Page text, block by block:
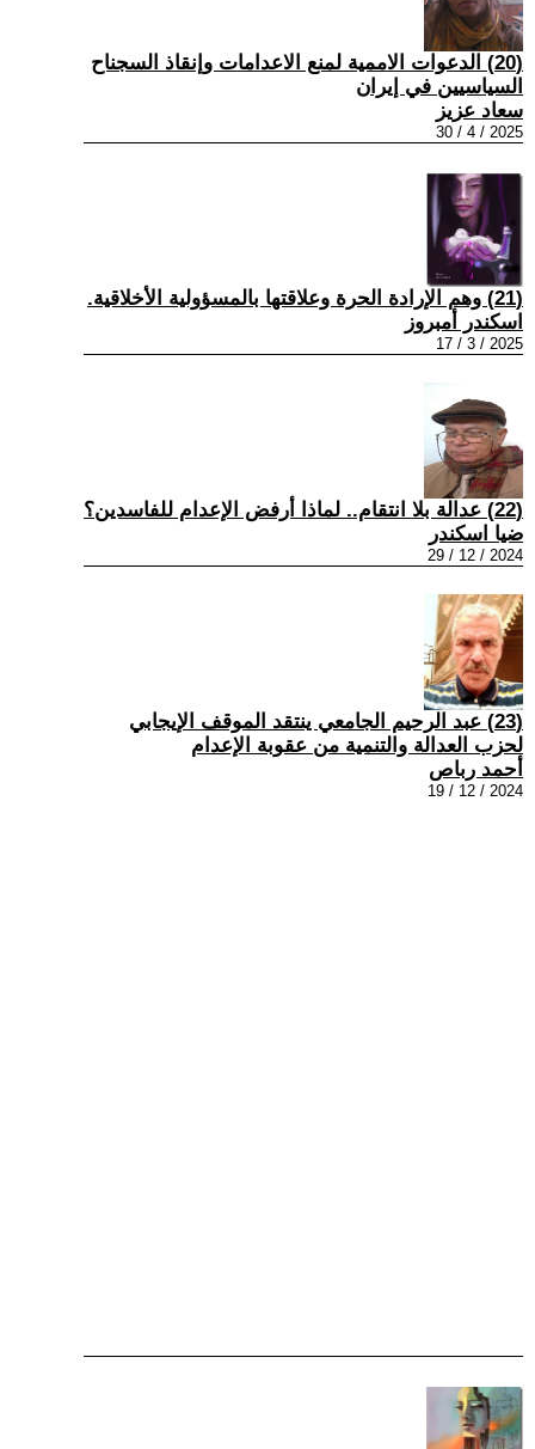
(20) الدعوات الاممية لمنع الاعدامات وإنقاذ السجناح
السياسيين في إيران
سعاد عزيز
2025 / 4 / 30
(21) وهم الإرادة الحرة وعلاقتها بالمسؤولية الأخلاقية.
اسكندر أمبروز
2025 / 3 / 17
(22) عدالة بلا انتقام.. لماذا أرفض الإعدام للفاسدين؟
ضيا اسكندر
2024 / 12 / 29
(23) عبد الرحيم الجامعي ينتقد الموقف الإيجابي
لحزب العدالة والتنمية من عقوبة الإعدام
أحمد رباص
2024 / 12 / 19